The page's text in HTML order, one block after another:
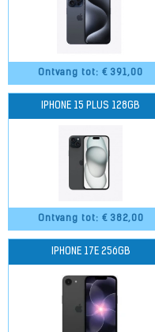
Ontvang tot: € 391,00
Ontvang tot: € 382,00
IPHONE 15 PLUS 128GB
IPHONE 17E 256GB